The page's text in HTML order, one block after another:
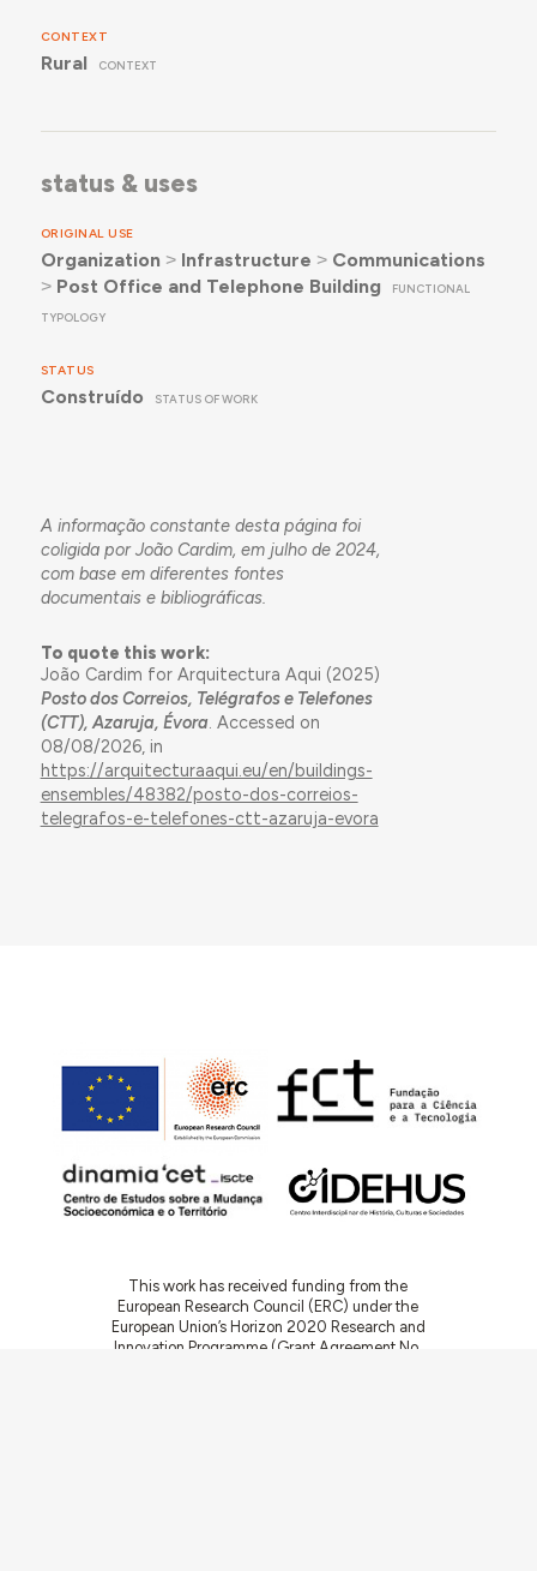
CONTEXT
Rural CONTEXT
status & uses
ORIGINAL USE
Organization ˃ Infrastructure ˃ Communications
˃ Post Office and Telephone Building FUNCTIONAL
TYPOLOGY
STATUS
Construído STATUS OF WORK
A informação constante desta página foi
coligida por João Cardim, em julho de 2024,
com base em diferentes fontes
documentais e bibliográficas.
To quote this work:
João Cardim for Arquitectura Aqui (2025)
Posto dos Correios, Telégrafos e Telefones
(CTT), Azaruja, Évora. Accessed on
08/08/2026, in
https://arquitecturaaqui.eu/en/buildings-
ensembles/48382/posto-dos-correios-
telegrafos-e-telefones-ctt-azaruja-evora
This work has received funding from the
European Research Council (ERC) under the
European Union’s Horizon 2020 Research and
Innovation Programme (Grant Agreement No.